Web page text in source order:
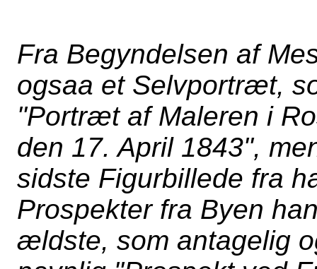
Fra Begyndelsen af
ogsaa et Selvportræt,
"Portræt af Maleren i
den 17. April 1843",
sidste Figurbillede fra
Prospekter fra Byen
ældste, som antagelig